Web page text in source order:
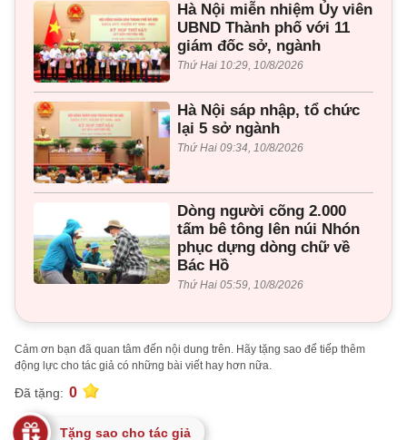
Hà Nội miễn nhiệm Ủy viên
UBND Thành phố với 11
giám đốc sở, ngành
Thứ Hai 10:29, 10/8/2026
Hà Nội sáp nhập, tổ chức
lại 5 sở ngành
Thứ Hai 09:34, 10/8/2026
Dòng người cõng 2.000
tấm bê tông lên núi Nhón
phục dựng dòng chữ về
Bác Hồ
Thứ Hai 05:59, 10/8/2026
Cảm ơn bạn đã quan tâm đến nội dung trên. Hãy tặng sao để tiếp thêm
động lực cho tác giả có những bài viết hay hơn nữa.
Đã tặng: 0
Tặng sao cho tác giả